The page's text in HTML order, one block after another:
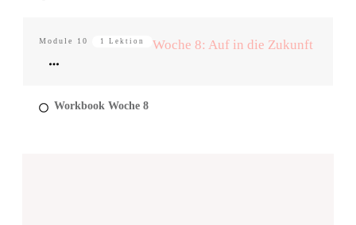
Module 10 1 Lektion Woche 8: Auf in die Zukunft
Workbook Woche 8